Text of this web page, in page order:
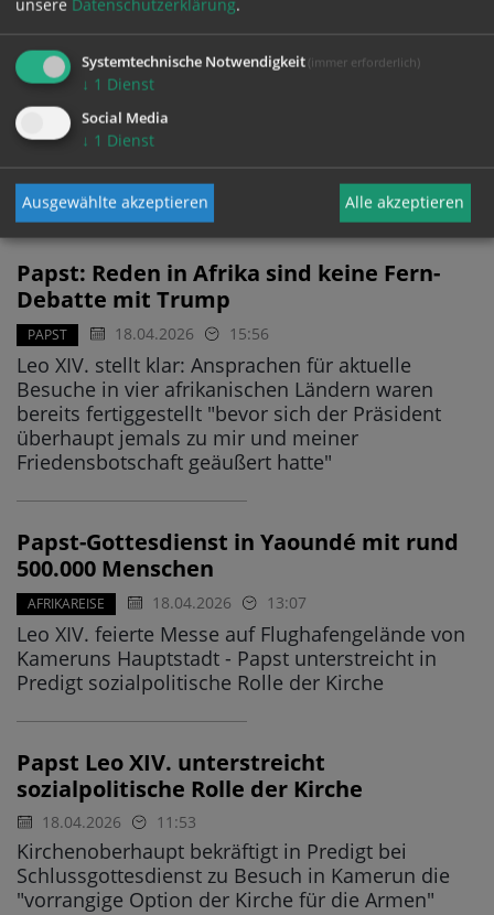
Knechtschaft in Angola
18.04.2026 18:55
Angola ist das größte und rohstoffreichste der
vier Länder, die Papst Leo XIV. auf seiner langen
Afrikareise besucht - Gleich zu Beginn benannte
er am Samstag die dortigen Probleme und sparte
nicht mit Kritik an den Herrschenden
Papst: Reden in Afrika sind keine Fern-
Debatte mit Trump
PAPST 18.04.2026 15:56
Leo XIV. stellt klar: Ansprachen für aktuelle
Besuche in vier afrikanischen Ländern waren
bereits fertiggestellt "bevor sich der Präsident
überhaupt jemals zu mir und meiner
Friedensbotschaft geäußert hatte"
Papst-Gottesdienst in Yaoundé mit rund
500.000 Menschen
AFRIKAREISE 18.04.2026 13:07
Leo XIV. feierte Messe auf Flughafengelände von
Kameruns Hauptstadt - Papst unterstreicht in
Predigt sozialpolitische Rolle der Kirche
Papst Leo XIV. unterstreicht
sozialpolitische Rolle der Kirche
18.04.2026 11:53
Kirchenoberhaupt bekräftigt in Predigt bei
Schlussgottesdienst zu Besuch in Kamerun die
"vorrangige Option der Kirche für die Armen"
unsere Datenschutzerklärung.
Systemtechnische Notwendigkeit (immer erforderlich)
↓ 1 Dienst
Social Media
↓ 1 Dienst
Ausgewählte akzeptieren Alle akzeptieren